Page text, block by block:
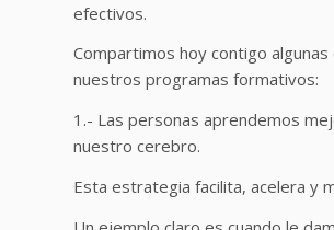
efectivos.
Compartimos hoy contigo
nuestros programas formativos:
1.- Las personas aprendemos
nuestro cerebro.
Esta estrategia facilita, acelera y